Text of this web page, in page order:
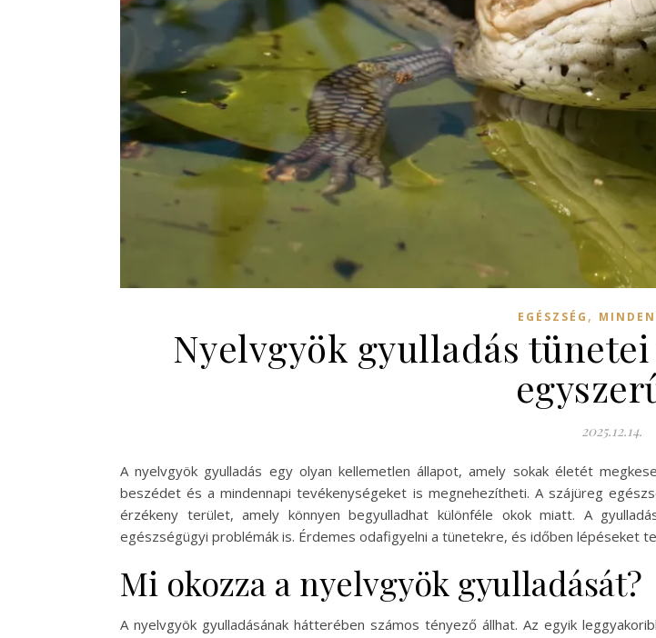
EGÉSZSÉG ,
Nyelvgyök gyulladás
2025.12.14.
A nyelvgyök gyulladás egy olyan kellemetlen állapot, amely sokak életét
beszédet és a mindennapi tevékenységeket is megnehezítheti. A szájüreg
érzékeny terület, amely könnyen begyulladhat különféle okok miatt. A
egészségügyi problémák is. Érdemes odafigyelni a tünetekre, és időben lépéseket
Mi okozza a nyelvgyök gyulladását?
A nyelvgyök gyulladásának hátterében számos tényező állhat. Az egyik